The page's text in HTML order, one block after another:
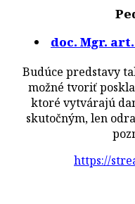
doc. Mgr.
Budúce predstavy
možné tvoriť
ktoré vytvárajú
skutočným, len
https://